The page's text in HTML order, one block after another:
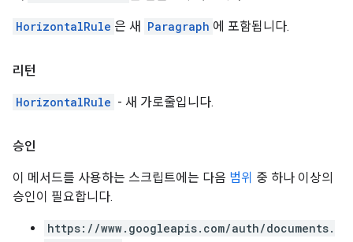
HorizontalRule 은 새 Paragraph 에 포함됩니다.
리턴
HorizontalRule - 새 가로줄입니다.
승인
이 메서드를 사용하는 스크립트에는 다음 범위 중 하나 이상의
승인이 필요합니다.
https://www.googleapis.com/auth/documents.